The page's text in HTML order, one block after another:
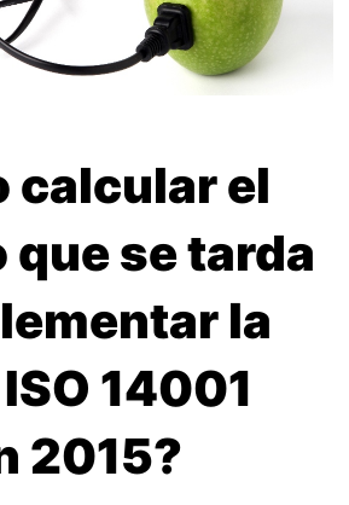
Enviar
calcular el
se tarda
la
14001
2015?